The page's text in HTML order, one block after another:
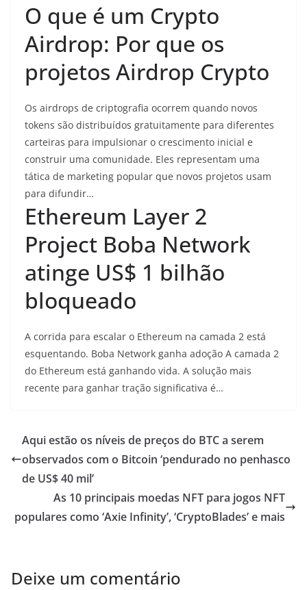
O que é um Crypto
Airdrop: Por que os
projetos Airdrop Crypto
Os airdrops de criptografia ocorrem quando novos
tokens são distribuídos gratuitamente para diferentes
carteiras para impulsionar o crescimento inicial e
construir uma comunidade. Eles representam uma
tática de marketing popular que novos projetos usam
para difundir…
Ethereum Layer 2
Project Boba Network
atinge US$ 1 bilhão
bloqueado
A corrida para escalar o Ethereum na camada 2 está
esquentando. Boba Network ganha adoção A camada 2
do Ethereum está ganhando vida. A solução mais
recente para ganhar tração significativa é…
Aqui estão os níveis de preços do BTC a serem
observados com o Bitcoin ‘pendurado no penhasco
de US$ 40 mil’
As 10 principais moedas NFT para jogos NFT
populares como ‘Axie Infinity’, ‘CryptoBlades’ e mais
Deixe um comentário